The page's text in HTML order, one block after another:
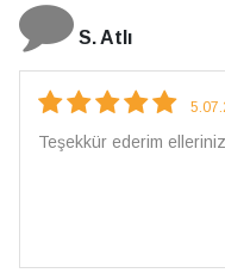
N. Elçi
Çarpıcı ve